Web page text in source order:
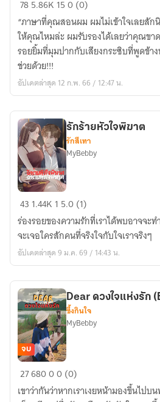
hurt
คุณ
ซุป
ตาร์ที่
รัก
E-
Book)
785.86K 150 (0)
“ภาษาที่คุณสอนผม ผมไม่เข้าใจเลยสั
ให้คุณไหมล่ะ ผมรับรองได้เลยว่าคุณขา
รอยยิ้มที่มุมปากกับเสียงกระซิบที่พูดข้า
ช่วยด้วย!!!
อัปเดตล่าสุด 12 ก.พ. 66 / 12:47 น.
รัก
ร้าย
หัวใจ
พิฆาต
รักร้ายหัวใจพิฆาต
รักสีเทา
MyBebby
43 1.44K 1 5.0 (1)
ร่องรอยของความรักที่เราได้พบอาจจะท
จะเจอใครสักคนที่จริงใจกับใจเราจริงๆ
อัปเดตล่าสุด 9 ม.ค. 69 / 14:43 น.
Dear
ดวงใจ
แห่ง
จบ
Dear ดวงใจแห่งรัก
ซึ้งกินใจ
MyBebby
2768000 (0)
เขาว่ากันว่าหากเราเงยหน้ามองขึ้นไป